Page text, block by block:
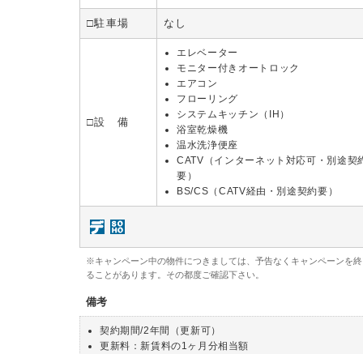
□駐車場 なし
□設 備
エレベーター
モニター付きオートロック
エアコン
フローリング
システムキッチン（IH）
浴室乾燥機
温水洗浄便座
CATV（インターネット対応可・別途契
要）
BS/CS（CATV経由・別途契約要）
※キャンペーン中の物件につきましては、予告なくキャンペーンを
ることがあります。その都度ご確認下さい。
備考
契約期間/2年間（更新可）
更新料：新賃料の1ヶ月分相当額